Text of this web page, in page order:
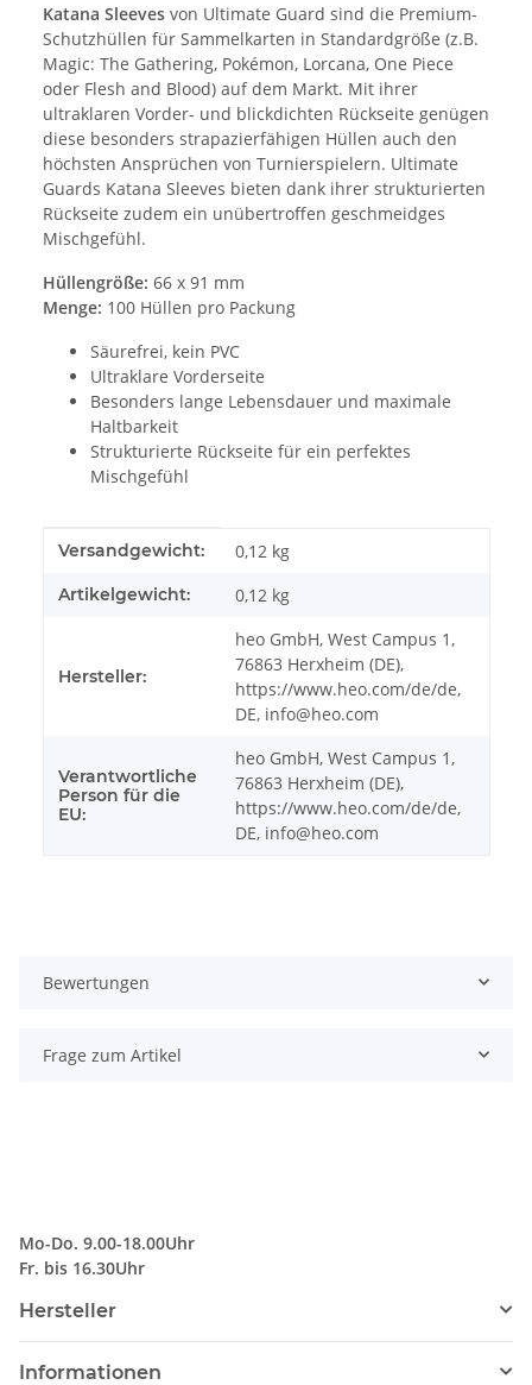
Katana Sleeves von Ultimate Guard sind die Premium-
Schutzhüllen für Sammelkarten in Standardgröße (z.B.
Magic: The Gathering, Pokémon, Lorcana, One Piece
oder Flesh and Blood) auf dem Markt. Mit ihrer
ultraklaren Vorder- und blickdichten Rückseite genügen
diese besonders strapazierfähigen Hüllen auch den
höchsten Ansprüchen von Turnierspielern. Ultimate
Guards Katana Sleeves bieten dank ihrer strukturierten
Rückseite zudem ein unübertroffen geschmeidges
Mischgefühl.
Hüllengröße: 66 x 91 mm
Menge: 100 Hüllen pro Packung
Säurefrei, kein PVC
Ultraklare Vorderseite
Besonders lange Lebensdauer und maximale
Haltbarkeit
Strukturierte Rückseite für ein perfektes
Mischgefühl
Produkteigenschaft
Wert
Versandgewicht: 0,12 kg
Artikelgewicht: 0,12 kg
Hersteller:
heo GmbH, West Campus 1,
76863 Herxheim (DE),
https://www.heo.com/de/de,
DE, info@heo.com
Verantwortliche
Person für die
EU:
heo GmbH, West Campus 1,
76863 Herxheim (DE),
https://www.heo.com/de/de,
DE, info@heo.com
Bewertungen
Frage zum Artikel
Mo-Do. 9.00-18.00Uhr
Fr. bis 16.30Uhr
Hersteller
Informationen